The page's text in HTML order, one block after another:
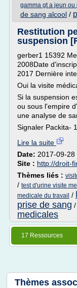
gamma gt a jeun ou
de sang alcool /
Restitution
suspension
gerber1 15392
2008Date
2017 Dernière
Oui la visite
Si la suspension
ou sous l'empire
une analyse de
Signaler Packita- 1
Lire la suite
Date: 2017-09-28
Site : http://droit-
Thèmes liés :
/ test d'urine visite
medicale du travail /
prise de sang /
medicales
17 Ressources
Thèmes